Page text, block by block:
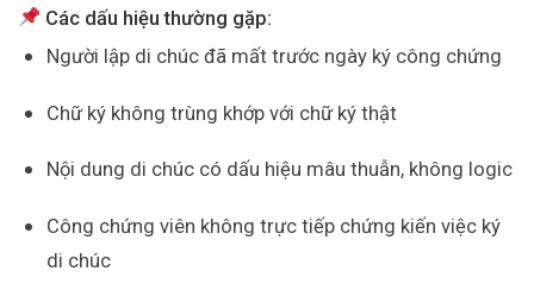
Các dấu hiệu thường gặp:
Người lập di chúc đã mất trước ngày ký công chứng
Chữ ký không trùng khớp với chữ ký thật
Nội dung di chúc có dấu hiệu mâu thuẫn, không logic
Công chứng viên không trực tiếp chứng kiến việc ký
di chúc